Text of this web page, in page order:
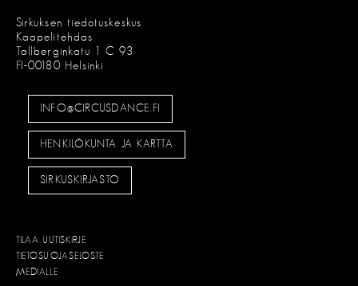
Sirkuksen tiedotuskeskus
Kaapelitehdas
Tallberginkatu 1 C 93
FI-00180 Helsinki
INFO@CIRCUSDANCE.FI
HENKILÖKUNTA JA KARTTA
SIRKUSKIRJASTO
TILAA UUTISKIRJE
TIETOSUOJASELOSTE
MEDIALLE